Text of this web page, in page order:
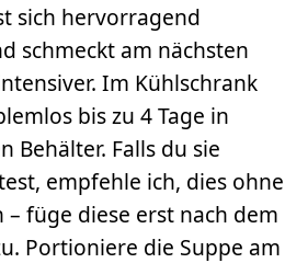
sich hervorragend
schmeckt am nächsten
Im Kühlschrank
bis zu 4 Tage in
Behälter. Falls du sie
empfehle ich, dies ohne
– füge diese erst nach dem
Portioniere die Suppe am